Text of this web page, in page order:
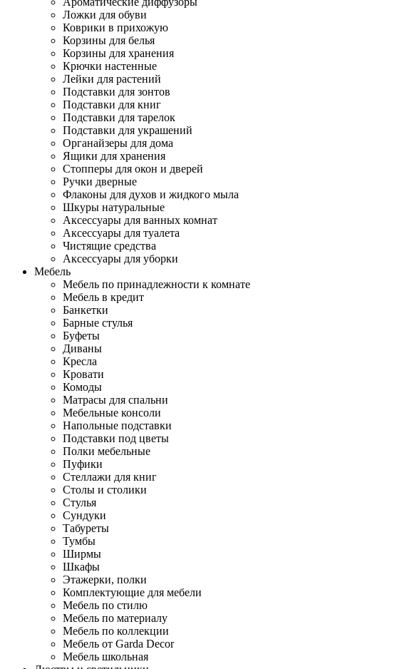
Ложки для обуви
Коврики в прихожую
Корзины для белья
Корзины для хранения
Крючки настенные
Лейки для растений
Подставки для зонтов
Подставки для книг
Подставки для тарелок
Подставки для украшений
Органайзеры для дома
Ящики для хранения
Стопперы для окон и дверей
Ручки дверные
Флаконы для духов и жидкого мыла
Шкуры натуральные
Аксессуары для ванных комнат
Аксессуары для туалета
Чистящие средства
Аксессуары для уборки
Мебель
Мебель по принадлежности к комнате
Мебель в кредит
Банкетки
Барные стулья
Буфеты
Диваны
Кресла
Кровати
Комоды
Матрасы для спальни
Мебельные консоли
Напольные подставки
Подставки под цветы
Полки мебельные
Пуфики
Стеллажи для книг
Столы и столики
Стулья
Сундуки
Табуреты
Тумбы
Ширмы
Шкафы
Этажерки, полки
Комплектующие для мебели
Мебель по стилю
Мебель по материалу
Мебель по коллекции
Мебель от Garda Decor
Мебель школьная